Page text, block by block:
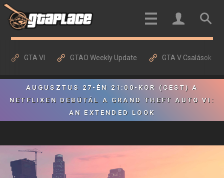
GTA VI GTAO Weekly Update GTA V Csalások
AUGUSZTUS 27-ÉN 21:00-KOR (CEST) A
NETFLIXEN DEBÜTÁL A GRAND THEFT AUTO VI:
AN EXTENDED LOOK